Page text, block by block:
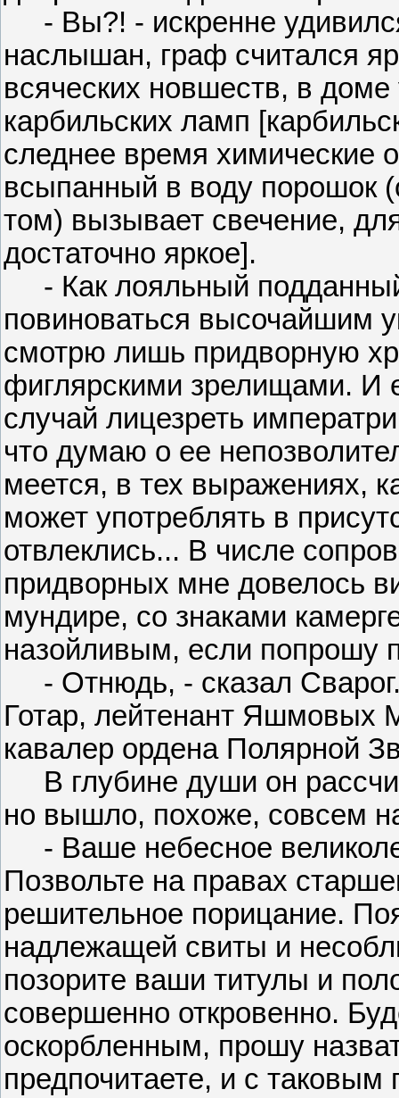
- Вы?! - искренне
наслышан, граф считался
всяческих новшеств, в
карбильских ламп
следнее время химические
всыпанный в воду порошок
том) вызывает свечение,
достаточно яркое].
- Как лояльный
повиноваться высочайшим
смотрю лишь придворную
фиглярскими зрелищами. И
случай лицезреть
что думаю о ее
меется, в тех выражениях,
может употреблять в
отвлеклись... В числе
придворных мне довелось
мундире, со знаками
назойливым, если попрошу
- Отнюдь, - сказал
Готар, лейтенант Яшмовых
кавалер ордена Полярной
В глубине души он
но вышло, похоже, совсем
- Ваше небесное
Позвольте на правах
решительное порицание.
надлежащей свиты и
позорите ваши титулы и
совершенно откровенно.
оскорбленным, прошу
предпочитаете, и с